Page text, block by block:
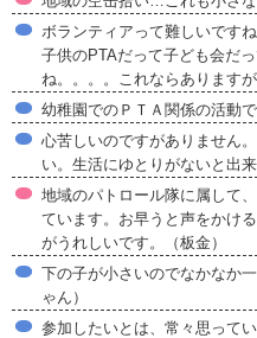
ボランティアって難しいです
子供のPTAだって子ども会だ
ね。。。。これならあります
幼稚園でのＰＴＡ関係の活動
心苦しいのですがありません
い。生活にゆとりがないと出
地域のパトロール隊に属して
ています。お早うと声をかけ
がうれしいです。（板金）
下の子が小さいのでなかなか
ゃん）
参加したいとは、常々思って